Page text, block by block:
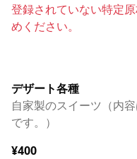
登録されていない特定
めください。
デザート各種
自家製のスイーツ（内
です。）
¥400